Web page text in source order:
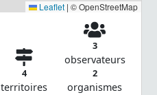
Leaflet | © OpenStreetMap
4
territoires
3
observateurs
2
organismes